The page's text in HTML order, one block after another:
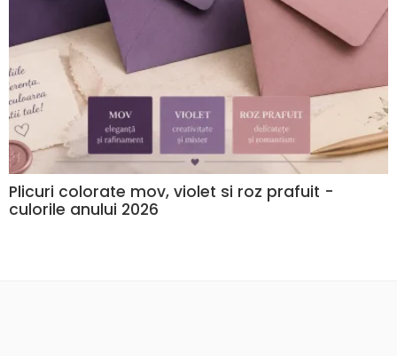
Plicuri colorate mov, violet si roz prafuit -
culorile anului 2026